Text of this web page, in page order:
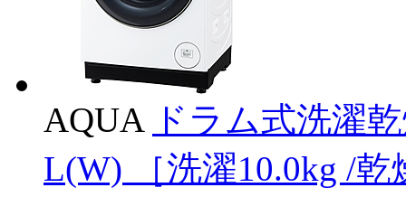
AQUA ドラム式洗濯
L(W) ［洗濯10.0kg /